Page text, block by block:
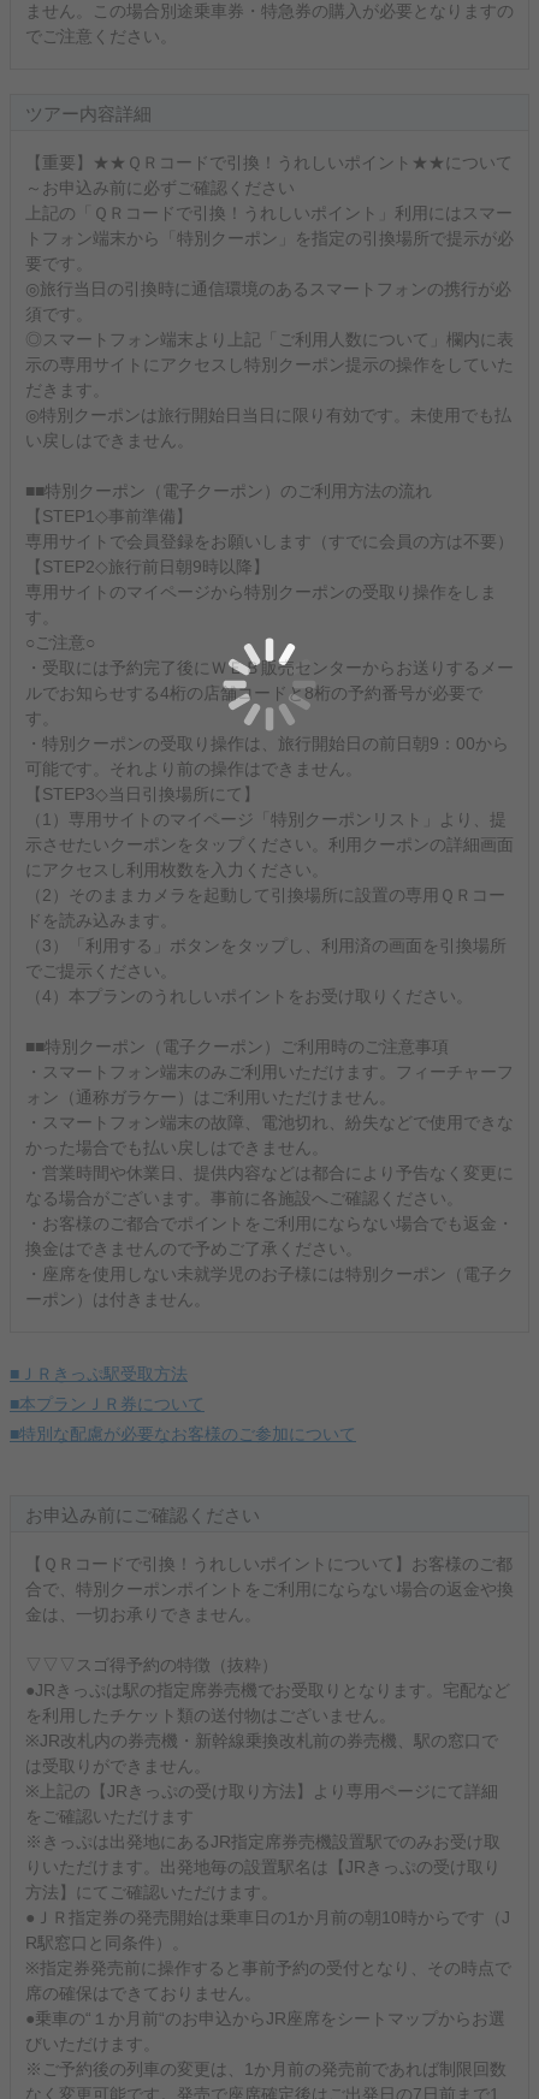
ません。この場合別途乗車券・特急券の購入が必要となりますの
でご注意ください。
ツアー内容詳細
【重要】★★ＱＲコードで引換！うれしいポイント★★について
～お申込み前に必ずご確認ください
上記の「ＱＲコードで引換！うれしいポイント」利用にはスマー
トフォン端末から「特別クーポン」を指定の引換場所で提示が必
要です。
◎旅行当日の引換時に通信環境のあるスマートフォンの携行が必
須です。
◎スマートフォン端末より上記「ご利用人数について」欄内に表
示の専用サイトにアクセスし特別クーポン提示の操作をしていた
だきます。
◎特別クーポンは旅行開始日当日に限り有効です。未使用でも払
い戻しはできません。
■■特別クーポン（電子クーポン）のご利用方法の流れ
【STEP1◇事前準備】
専用サイトで会員登録をお願いします（すでに会員の方は不要）
【STEP2◇旅行前日朝9時以降】
専用サイトのマイページから特別クーポンの受取り操作をしま
す。
○ご注意○
・受取には予約完了後にＷＥＢ販売センターからお送りするメー
ルでお知らせする4桁の店舗コードと8桁の予約番号が必要で
す。
・特別クーポンの受取り操作は、旅行開始日の前日朝9：00から
可能です。それより前の操作はできません。
【STEP3◇当日引換場所にて】
（1）専用サイトのマイページ「特別クーポンリスト」より、提
示させたいクーポンをタップください。利用クーポンの詳細画面
にアクセスし利用枚数を入力ください。
（2）そのままカメラを起動して引換場所に設置の専用ＱＲコー
ドを読み込みます。
（3）「利用する」ボタンをタップし、利用済の画面を引換場所
でご提示ください。
（4）本プランのうれしいポイントをお受け取りください。
■■特別クーポン（電子クーポン）ご利用時のご注意事項
・スマートフォン端末のみご利用いただけます。フィーチャーフ
ォン（通称ガラケー）はご利用いただけません。
・スマートフォン端末の故障、電池切れ、紛失などで使用できな
かった場合でも払い戻しはできません。
・営業時間や休業日、提供内容などは都合により予告なく変更に
なる場合がございます。事前に各施設へご確認ください。
・お客様のご都合でポイントをご利用にならない場合でも返金・
換金はできませんので予めご了承ください。
・座席を使用しない未就学児のお子様には特別クーポン（電子ク
ーポン）は付きません。
■ＪＲきっぷ駅受取方法
■本プランＪＲ券について
■特別な配慮が必要なお客様のご参加について
お申込み前にご確認ください
【ＱＲコードで引換！うれしいポイントについて】お客様のご都
合で、特別クーポンポイントをご利用にならない場合の返金や換
金は、一切お承りできません。
▽▽▽スゴ得予約の特徴（抜粋）
●JRきっぷは駅の指定席券売機でお受取りとなります。宅配など
を利用したチケット類の送付物はございません。
※JR改札内の券売機・新幹線乗換改札前の券売機、駅の窓口で
は受取りができません。
※上記の【JRきっぷの受け取り方法】より専用ページにて詳細
をご確認いただけます
※きっぷは出発地にあるJR指定席券売機設置駅でのみお受け取
りいただけます。出発地毎の設置駅名は【JRきっぷの受け取り
方法】にてご確認いただけます。
●ＪＲ指定券の発売開始は乗車日の1か月前の朝10時からです（J
R駅窓口と同条件）。
※指定券発売前に操作すると事前予約の受付となり、その時点で
席の確保はできておりません。
●乗車の“１か月前“のお申込からJR座席をシートマップからお選
びいただけます。
※ご予約後の列車の変更は、1か月前の発売前であれば制限回数
なく変更可能です。発売で座席確定後はご出発日の7日前まで1